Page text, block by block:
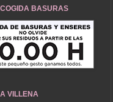
BASURAS
VILLENA